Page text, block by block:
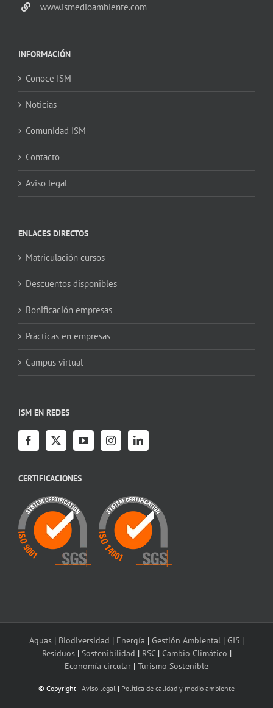
www.ismedioambiente.com
INFORMACIÓN
Conoce ISM
Noticias
Comunidad ISM
Contacto
Aviso legal
ENLACES DIRECTOS
Matriculación cursos
Descuentos disponibles
Bonificación empresas
Prácticas en empresas
Campus virtual
ISM EN REDES
CERTIFICACIONES
Aguas | Biodiversidad | Energía | Gestión Ambiental | GIS |
Residuos| Sostenibilidad | RSC| Cambio Climático |
Economía circular | Turismo Sostenible
© Copyright | Aviso legal | Política de calidad y medio ambiente